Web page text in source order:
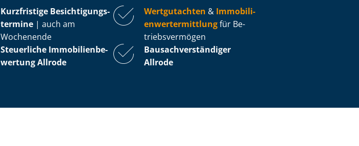
Kurzfristige Be­sich­ti­gungs­
ter­mi­ne | auch am
Wochenende
Wertgutachten & Im­mo­bi­li­
en­wert­ermitt­lungfür Be­
triebs­ver­mö­gen
Steuerliche Im­mo­bi­li­en­be­
wer­tungAllrode
Bau­sach­ver­stän­di­ger
Allrode